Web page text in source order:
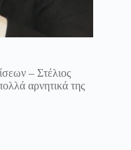
– Στέλιος
αρνητικά της